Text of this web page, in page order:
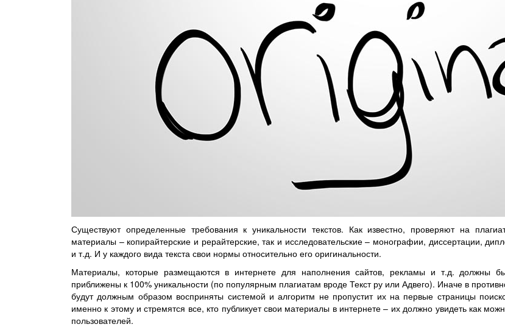
Существуют определенные требования к уникальности текстов. Как известно, проверяют на
материалы – копирайтерские и рерайтерские, так и исследовательские – монографии, диссертации,
и т.д. И у каждого вида текста свои нормы относительно его оригинальности.
Материалы, которые размещаются в интернете для наполнения сайтов, рекламы и т.д. должны
приближены к 100% уникальности (по популярным плагиатам вроде Текст ру или Адвего). Иначе в
будут должным образом восприняты системой и алгоритм не пропустит их на первые страницы
именно к этому и стремятся все, кто публикует свои материалы в интернете – их должно увидеть как
пользователей.